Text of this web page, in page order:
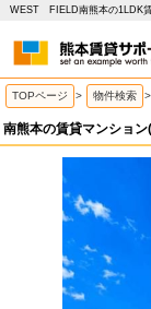
TOPページ > 物件検索 >
南熊本の賃貸マンショ